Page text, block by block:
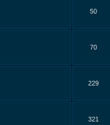
50
70
229
321